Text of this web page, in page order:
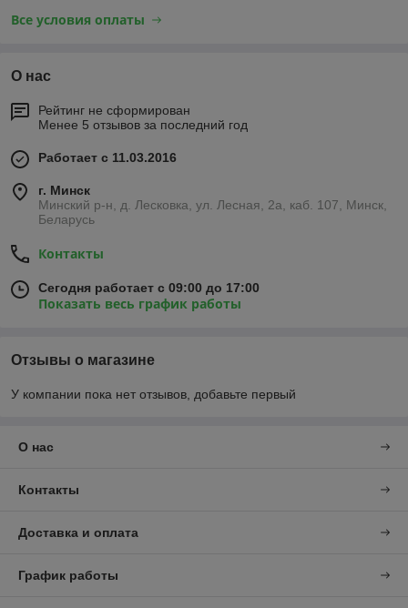
Все условия оплаты
О нас
Рейтинг не сформирован
Менее 5 отзывов за последний год
Работает с 11.03.2016
г. Минск
Минский р-н, д. Лесковка, ул. Лесная, 2а, каб. 107, Минск,
Беларусь
Контакты
Сегодня работает с 09:00 до 17:00
Показать весь график работы
Отзывы о магазине
У компании пока нет отзывов, добавьте первый
О нас
Контакты
Доставка и оплата
График работы